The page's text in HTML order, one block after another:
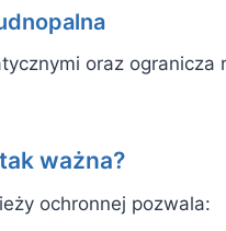
oraz ogranicza
ważna?
ochronnej pozwala: